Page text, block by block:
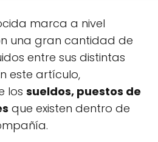
marca a nivel
una gran cantidad de
entre sus distintas
este artículo,
los sueldos, puestos de
que existen dentro de